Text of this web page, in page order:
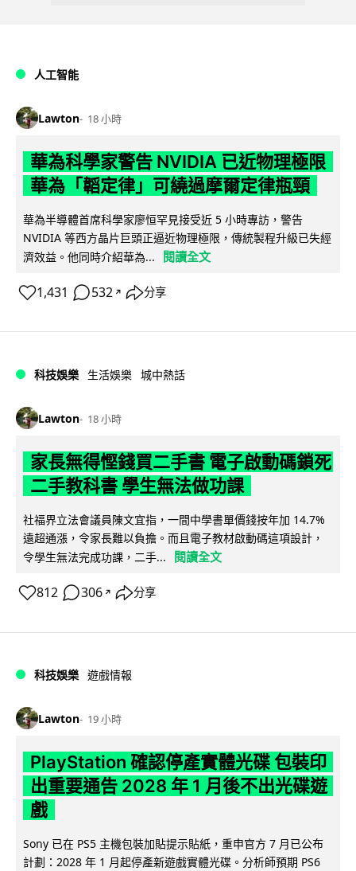
人工智能
Lawton 18 小時
華為科學家警告 NVIDIA 已近物理極限
華為「韜定律」可繞過摩爾定律瓶頸
華為半導體首席科學家廖恒罕見接受近 5 小時專訪，警告
NVIDIA 等西方晶片巨頭正逼近物理極限，傳統製程升級已失經
濟效益。他同時介紹華為...
閱讀全文
1,431 532 ↗ 分享
科技娛樂 生活娛樂 城中熱話
Lawton 18 小時
家長無得慳錢買二手書 電子啟動碼鎖死
二手教科書 學生無法做功課
社福界立法會議員陳文宜指，一間中學書單價錢按年加 14.7%
遠超通漲，令家長難以負擔。而且電子教材啟動碼這項設計，
令學生無法完成功課，二手...
閱讀全文
812 306 ↗ 分享
科技娛樂 遊戲情報
Lawton 19 小時
PlayStation 確認停產實體光碟 包裝印
出重要通告 2028 年 1 月後不出光碟遊
戲
Sony 已在 PS5 主機包裝加貼提示貼紙，重申官方 7 月已公布
計劃：2028 年 1 月起停產新遊戲實體光碟。分析師預期 PS6